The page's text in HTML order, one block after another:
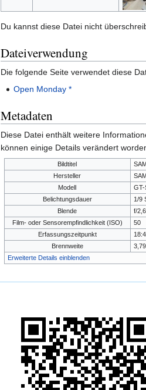
Du kannst diese Datei nicht
Dateiverwendung
Die folgende Seite verwendet diese
Open Monday *
Metadaten
Diese Datei enthält weitere
können einige Details verändert
Bildtitel
Hersteller
Modell
GT-
Belichtungsdauer
1/9
Blende
f/
Film- oder Sensorempfindlichkeit (ISO)
50
Erfassungszeitpunkt
Brennweite
Erweiterte Details einblenden